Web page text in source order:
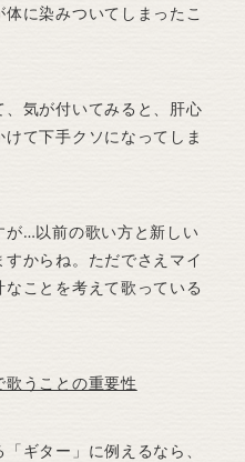
に染みついてしまったこ
気が付いてみると、肝心
て下手クソになってしま
が…以前の歌い方と新しい
からね。ただでさえマイ
ことを考えて歌っている
うことの重要性
ギター」に例えるなら、